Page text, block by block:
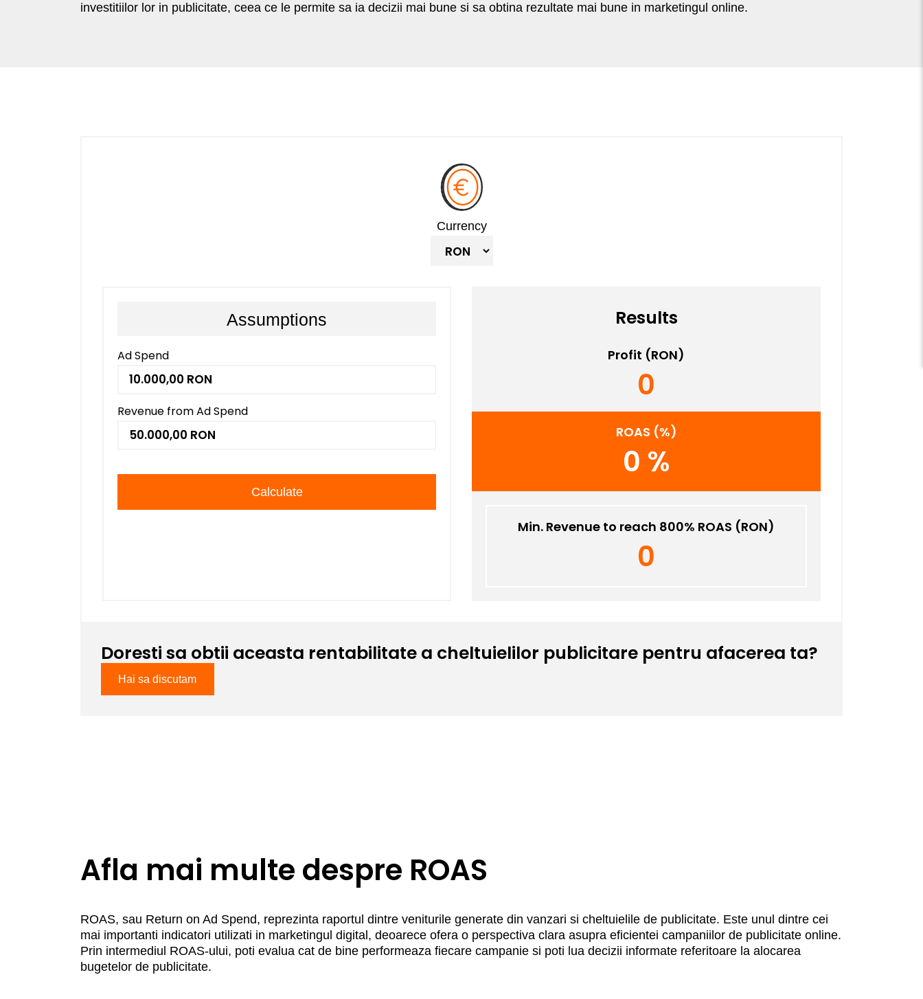
investitiilor lor in publicitate, ceea ce le permite sa ia decizii mai bune si sa obtina rezultate mai bune in marketingul online.
Currency
Assumptions
Ad Spend
Revenue from Ad Spend
Calculate
Results
Profit (RON)
0
ROAS (%)
0 %
Min. Revenue to reach 800% ROAS (RON)
0
Doresti sa obtii aceasta rentabilitate a cheltuielilor publicitare pentru afacerea ta?
Hai sa discutam
Afla mai multe despre ROAS
ROAS, sau Return on Ad Spend, reprezinta raportul dintre veniturile generate din vanzari si cheltuielile de publicitate. Este unul dintre cei
mai importanti indicatori utilizati in marketingul digital, deoarece ofera o perspectiva clara asupra eficientei campaniilor de publicitate online.
Prin intermediul ROAS-ului, poti evalua cat de bine performeaza fiecare campanie si poti lua decizii informate referitoare la alocarea
bugetelor de publicitate.